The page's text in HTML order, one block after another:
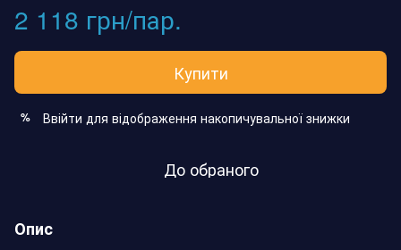
2 118 грн/пар.
Купити
% Ввійти для відображення накопичувальної знижки
До обраного
Опис